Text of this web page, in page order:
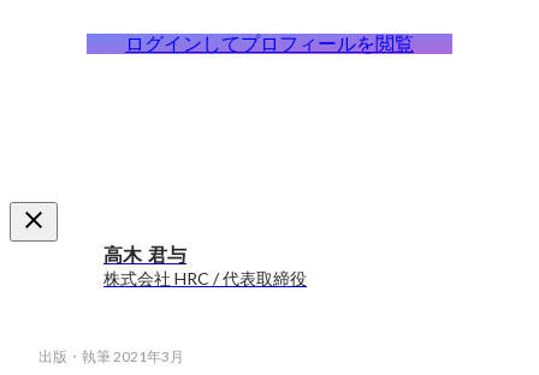
ログインしてプロフィールを閲覧
高木 君与
株式会社 HRC / 代表取締役
出版・執筆 2021年3月